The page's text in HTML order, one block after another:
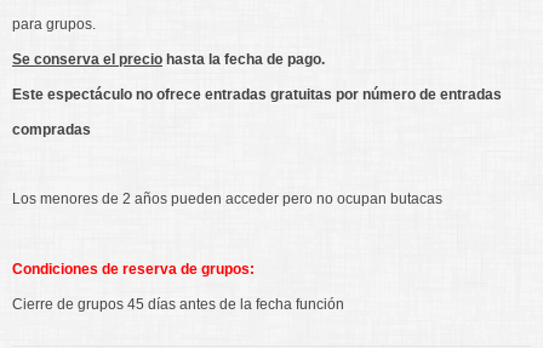
para grupos.
Se conserva el precio hasta la fecha de pago.
Este espectáculo no ofrece entradas gratuitas por número de entradas
compradas
Los menores de 2 años pueden acceder pero no ocupan butacas
Condiciones de reserva de grupos:
Cierre de grupos 45 días antes de la fecha función